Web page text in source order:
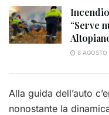
“Serve
8
Alla guida dell’auto
nonostante la